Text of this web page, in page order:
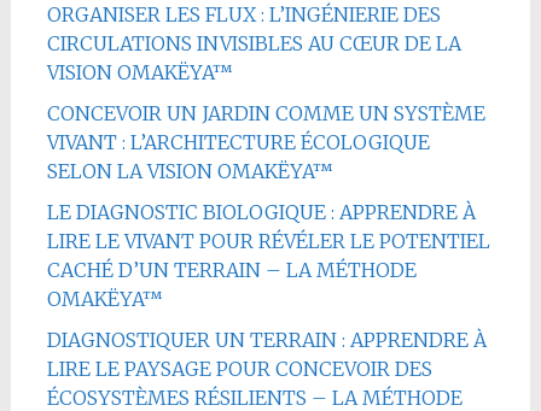
ORGANISER LES FLUX : L’INGÉNIERIE DES
CIRCULATIONS INVISIBLES AU CŒUR DE LA
VISION OMAKËYA™
CONCEVOIR UN JARDIN COMME UN SYSTÈME
VIVANT : L’ARCHITECTURE ÉCOLOGIQUE
SELON LA VISION OMAKËYA™
LE DIAGNOSTIC BIOLOGIQUE : APPRENDRE À
LIRE LE VIVANT POUR RÉVÉLER LE POTENTIEL
CACHÉ D’UN TERRAIN – LA MÉTHODE
OMAKËYA™
DIAGNOSTIQUER UN TERRAIN : APPRENDRE À
LIRE LE PAYSAGE POUR CONCEVOIR DES
ÉCOSYSTÈMES RÉSILIENTS – LA MÉTHODE